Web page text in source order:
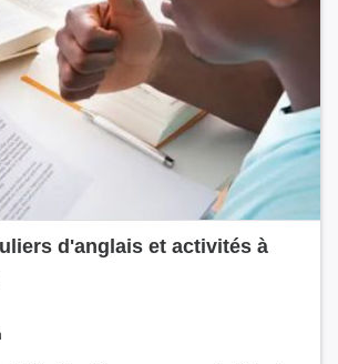
d'anglais et activités à